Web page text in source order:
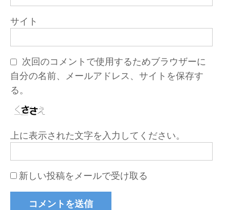
サイト
次回のコメントで使用するためブラウザーに
自分の名前、メールアドレス、サイトを保存す
る。
上に表示された文字を入力してください。
新しい投稿をメールで受け取る